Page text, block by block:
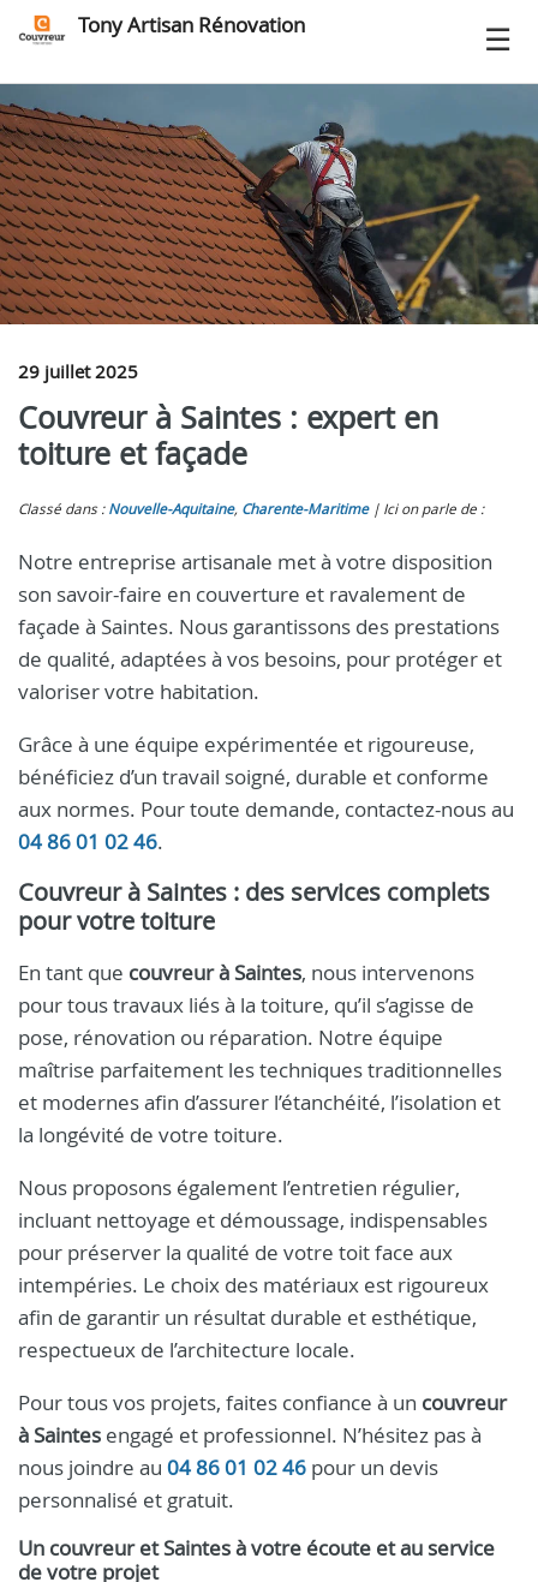
Tony Artisan Rénovation
29 juillet 2025
Couvreur à Saintes : expert en
toiture et façade
Classé dans : Nouvelle-Aquitaine, Charente-Maritime Ici on parle de :
Notre entreprise artisanale met à votre disposition
son savoir-faire en couverture et ravalement de
façade à Saintes. Nous garantissons des prestations
de qualité, adaptées à vos besoins, pour protéger et
valoriser votre habitation.
Grâce à une équipe expérimentée et rigoureuse,
bénéficiez d’un travail soigné, durable et conforme
aux normes. Pour toute demande, contactez-nous au
04 86 01 02 46.
Couvreur à Saintes : des services complets
pour votre toiture
En tant que couvreur à Saintes, nous intervenons
pour tous travaux liés à la toiture, qu’il s’agisse de
pose, rénovation ou réparation. Notre équipe
maîtrise parfaitement les techniques traditionnelles
et modernes afin d’assurer l’étanchéité, l’isolation et
la longévité de votre toiture.
Nous proposons également l’entretien régulier,
incluant nettoyage et démoussage, indispensables
pour préserver la qualité de votre toit face aux
intempéries. Le choix des matériaux est rigoureux
afin de garantir un résultat durable et esthétique,
respectueux de l’architecture locale.
Pour tous vos projets, faites confiance à un couvreur
à Saintes engagé et professionnel. N’hésitez pas à
nous joindre au 04 86 01 02 46 pour un devis
personnalisé et gratuit.
Un couvreur et Saintes à votre écoute et au service
de votre projet